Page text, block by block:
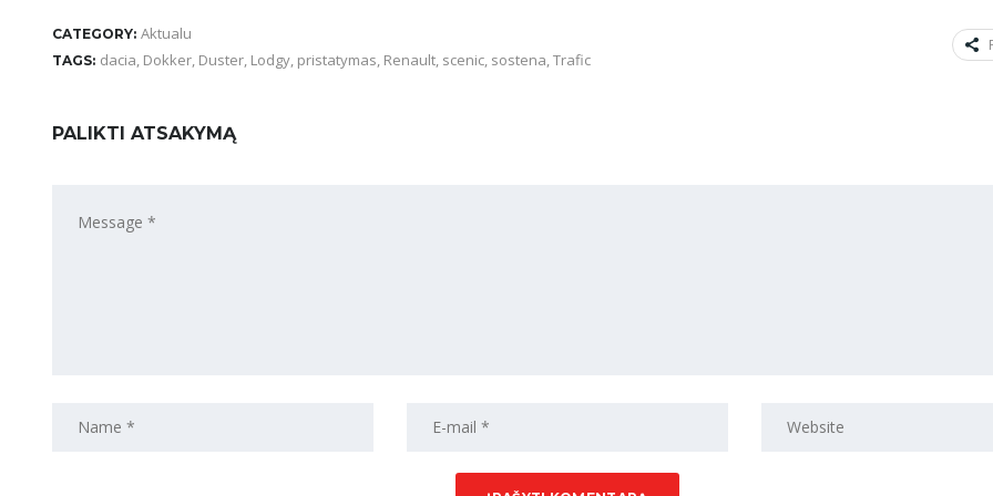
CATEGORY: Aktualu
TAGS: dacia, Dokker, Duster, Lodgy, pristatymas, Renault, scenic, sostena,Trafic
PALIKTI ATSAKYMĄ